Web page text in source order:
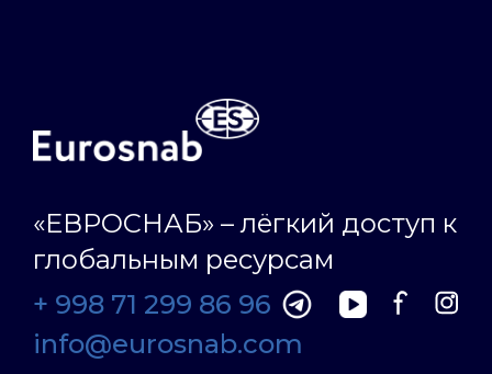
«ЕВРОСНАБ» – лёгкий доступ к
глобальным ресурсам
+ 998 71 299 86 96
info@eurosnab.com